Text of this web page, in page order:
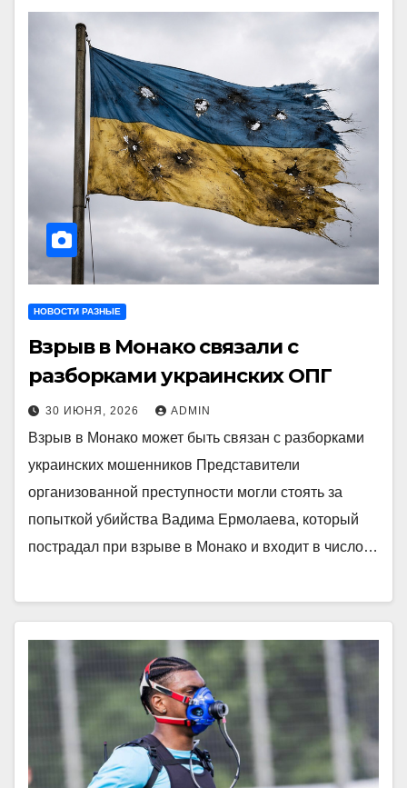
НОВОСТИ РАЗНЫЕ
Взрыв в Монако связали с
разборками украинских ОПГ
30 ИЮНЯ, 2026 ADMIN
Взрыв в Монако может быть связан с разборками
украинских мошенников Представители
организованной преступности могли стоять за
попыткой убийства Вадима Ермолаева, который
пострадал при взрыве в Монако и входит в число…